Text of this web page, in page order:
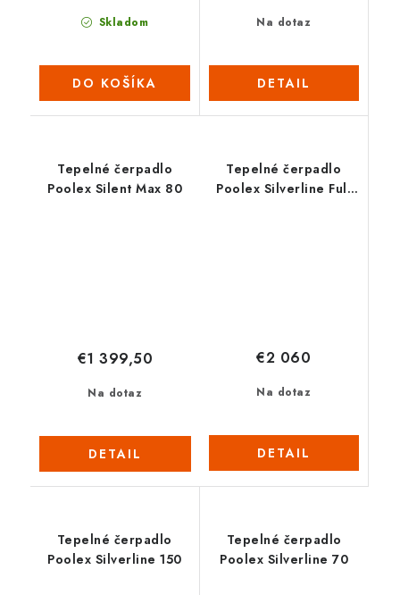
Skladom
DO KOŠÍKA
Na dotaz
DETAIL
Tepelné čerpadlo
Poolex Silent Max 80
Na dotaz
€1 399,50
DETAIL
Tepelné čerpadlo
Poolex Silverline Full
Na dotaz
€2 060
DETAIL
Tepelné čerpadlo
Poolex Silverline 150
Tepelné čerpadlo
Poolex Silverline 70